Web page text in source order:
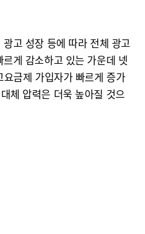
고 성장 등에 따라 전체 광고
게 감소하고 있는 가운데 넷
금제 가입자가 빠르게 증가
체 압력은 더욱 높아질 것으